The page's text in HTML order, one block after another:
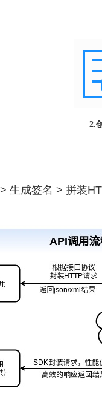
2.
生成签名 > 拼装